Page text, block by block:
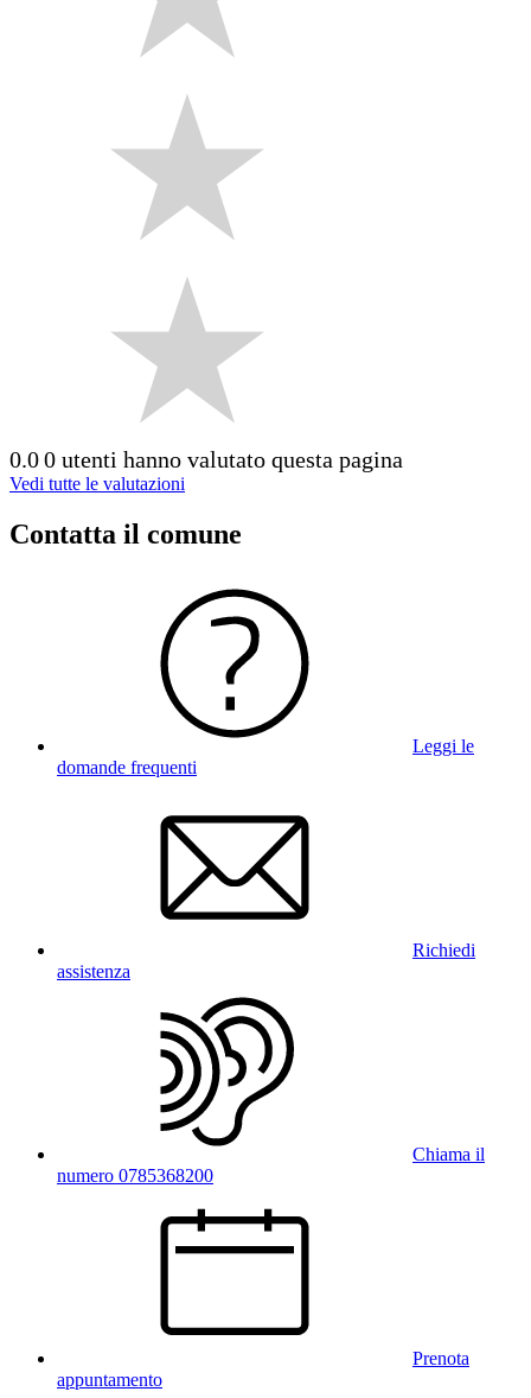
0.00 utenti hanno valutato questa pagina
Vedi tutte le valutazioni
Contatta il comune
Leggi le
domande frequenti
Richiedi
assistenza
Chiama il
numero 0785368200
Prenota
appuntamento